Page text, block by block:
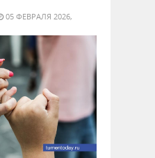
05 ФЕВРАЛЯ 2026,